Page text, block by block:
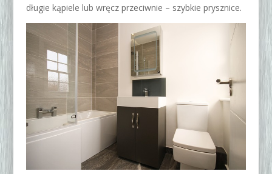
długie kąpiele lub wręcz przeciwnie – szybkie prysznice.